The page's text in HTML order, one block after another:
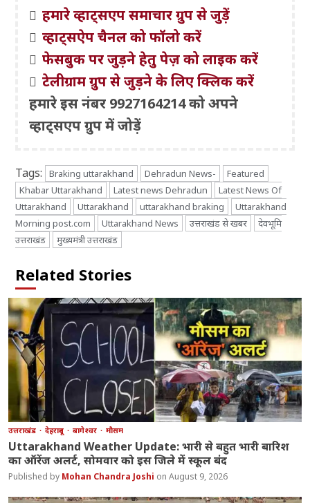
हमारे व्हाट्सएप समाचार ग्रुप से जुड़ें
व्हाट्सऐप चैनल को फॉलो करें
फेसबुक पर जुड़ने हेतु पेज़ को लाइक करें
टेलीग्राम ग्रुप से जुड़ने के लिए क्लिक करें
हमारे इस नंबर 9927164214 को अपने
व्हाट्सएप ग्रुप में जोड़ें
Tags: Braking uttarakhand Dehradun News-
Featured
Khabar Uttarakhand
Latest news Dehradun
Latest News Of
Uttarakhand
Uttarakhand uttarakhand braking
Uttarakhand
Morning post.com
Uttarakhand News उत्तराखंड से खबर
देवभूमि
उत्तराखंड
मुख्यमंत्री उत्तराखंड
Related Stories
उत्तराखंड देहरादून बागेश्वर मौसम
Uttarakhand Weather Update: भारी से बहुत भारी बारिश
का ऑरेंज अलर्ट, सोमवार को इस जिले में स्कूल बंद
Mohan Chandra Joshi August 9, 2026